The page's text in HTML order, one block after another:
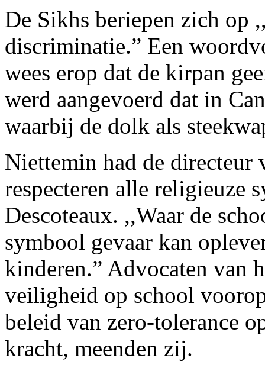
De Sikhs beriepen zich op
discriminatie.” Een
wees erop dat de kirpan
werd aangevoerd dat in
waarbij de dolk als
Niettemin had de directeur
respecteren alle religieuze
Descoteaux. ,,Waar de
symbool gevaar kan
kinderen.” Advocaten van
veiligheid op school
beleid van zero-tolerance
kracht, meenden zij.